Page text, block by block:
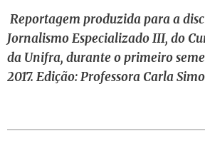
Reportagem produzida para a
Jornalismo Especializado III, do
da Unifra, durante o primeiro
2017. Edição: Professora Carla